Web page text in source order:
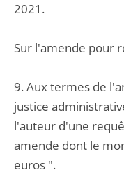
2021.
Sur l'amende pour
9. Aux termes de
justice
l'auteur d'une
amende dont le
euros ".